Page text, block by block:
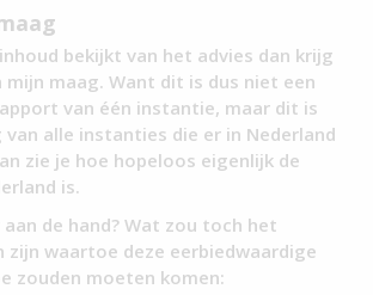
bekijkt van het advies dan krijg
mijn maag. Want dit is dus niet een
van één instantie, maar dit is
van alle instanties die er in Nederland
zie je hoe hopeloos eigenlijk de
is.
de hand? Wat zou toch het
zijn waartoe deze eerbiedwaardige
zouden moeten komen: